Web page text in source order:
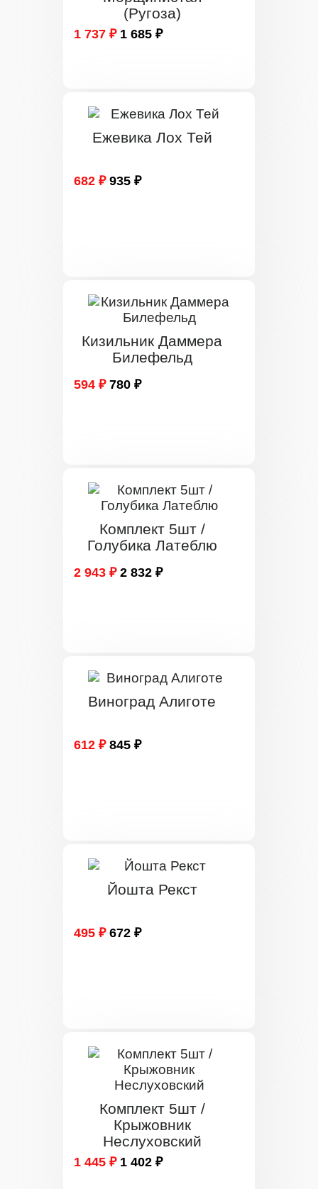
(Ругоза)
1 737 ₽ 1 685 ₽
Ежевика Лох Тей
682 ₽ 935 ₽
Кизильник Даммера
Билефельд
594 ₽ 780 ₽
Комплект 5шт /
Голубика Латеблю
2 943 ₽ 2 832 ₽
Виноград Алиготе
612 ₽ 845 ₽
Йошта Рекст
495 ₽ 672 ₽
Комплект 5шт /
Крыжовник
Неслуховский
1 445 ₽ 1 402 ₽